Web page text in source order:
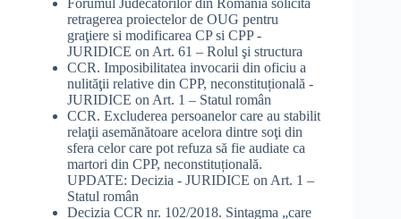
retragerea proiectelor de OUG pentru
graţiere si modificarea CP si CPP -
JURIDICE on Art. 61 – Rolul şi structura
CCR. Imposibilitatea invocarii din oficiu a
nulităţii relative din CPP, neconstituțională -
JURIDICE on Art. 1 – Statul român
CCR. Excluderea persoanelor care au stabilit
relaţii asemănătoare acelora dintre soţi din
sfera celor care pot refuza să fie audiate ca
martori din CPP, neconstituțională.
UPDATE: Decizia - JURIDICE on Art. 1 –
Statul român
Decizia CCR nr. 102/2018. Sintagma „care